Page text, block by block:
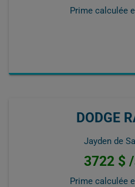
Prime calculée
DODGE
Jayden de
3722 $
Prime calculée